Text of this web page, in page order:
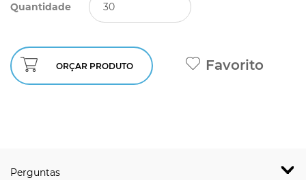
Quantidade
ORÇAR PRODUTO Favorito
Perguntas